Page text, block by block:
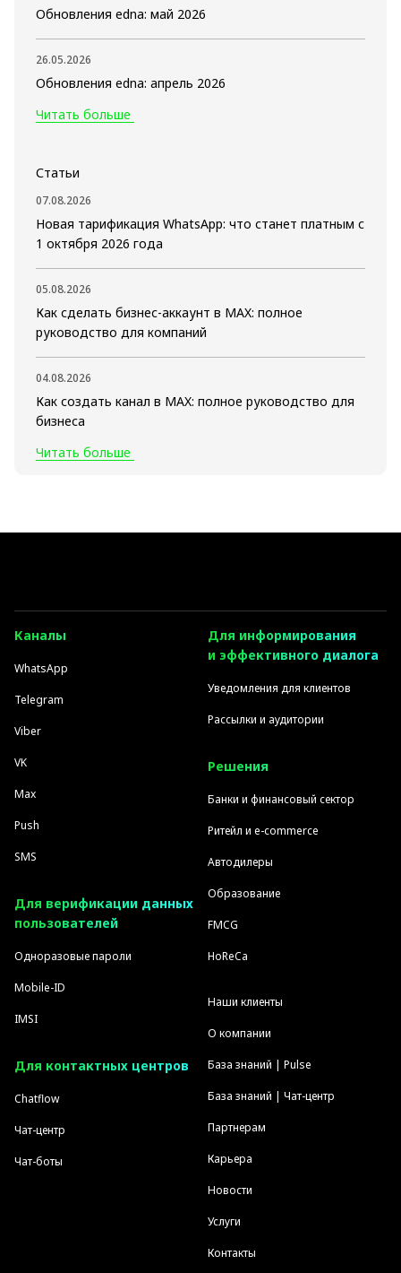
Обновления edna: май 2026
26.05.2026
Обновления edna: апрель 2026
Читать больше
Статьи
07.08.2026
Новая тарификация WhatsApp: что станет платным с
1 октября 2026 года
05.08.2026
Как сделать бизнес-аккаунт в MAX: полное
руководство для компаний
04.08.2026
Как создать канал в MAX: полное руководство для
бизнеса
Читать больше
Каналы
WhatsApp
Telegram
Viber
VK
Max
Push
SMS
Для верификации данных
пользователей
Одноразовые пароли
Mobile-ID
IMSI
Для контактных центров
Chatflow
Чат-центр
Чат-боты
Для информирования
и эффективного диалога
Уведомления для клиентов
Рассылки и аудитории
Решения
Банки и финансовый сектор
Ритейл и e-commerce
Автодилеры
Образование
FMCG
HoReCa
Наши клиенты
О компании
База знаний | Pulse
База знаний | Чат-центр
Партнерам
Карьера
Новости
Услуги
Контакты